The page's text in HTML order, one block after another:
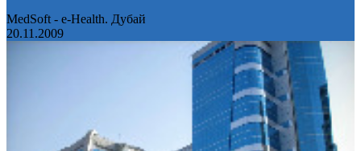
MedSoft - e-Health. Дубай
20.11.2009